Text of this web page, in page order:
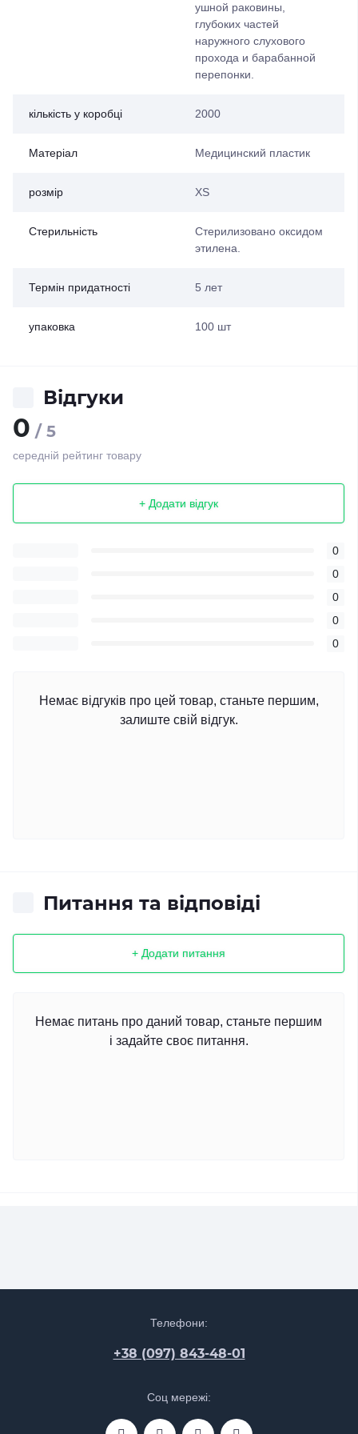
ушной раковины,
глубоких частей
наружного слухового
прохода и барабанной
перепонки.
кількість у коробці 2000
Матеріал Медицинский пластик
розмір XS
Стерильність
Стерилизовано оксидом
этилена.
Термін придатності 5 лет
упаковка 100 шт
Відгуки
0 / 5
середній рейтинг товару
+ Додати відгук
0
0
0
0
0
Немає відгуків про цей товар, станьте першим,
залиште свій відгук.
Питання та відповіді
+ Додати питання
Немає питань про даний товар, станьте першим
і задайте своє питання.
Телефони:
+38 (097) 843-48-01
Соц мережі: